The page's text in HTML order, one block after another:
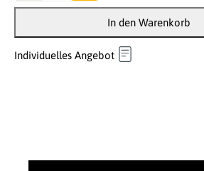
In den Warenkorb
Individuelles Angebot